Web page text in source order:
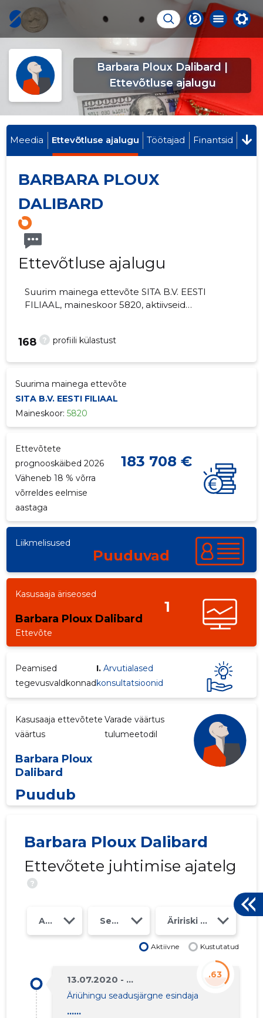
Barbara Ploux Dalibard |
Ettevõtluse ajalugu
Meedia Ettevõtluse ajalugu Töötajad Finantsid
BARBARA PLOUX
DALIBARD
Ettevõtluse ajalugu
Suurim mainega ettevõte SITA B.V. EESTI
FILIAAL, maineskoor 5820, aktiivseid
? profiili külastust
168
Suurima mainega ettevõte
SITA B.V. EESTI FILIAAL
Maineskoor:5820
Ettevõtete
prognooskäibed 2026
183 708 €
Väheneb 18 % võrra
võrreldes eelmise
aastaga
Liikmelisused
Puuduvad
Kasusaaja äriseosed
Barbara Ploux Dalibard
1
Ettevõte
Peamised
tegevusvaldkonnad
I. Arvutialased
konsultatsioonid
Kasusaaja ettevõtete
väärtus
Barbara Ploux
Dalibard
Varade väärtus
tulumeetodil
Puudub
Barbara Ploux Dalibard
Ettevõtete juhtimise ajatelg
?
Aasta Seosed Äririski klass
Aktiivne Kustutatud
13.07.2020 - ...
Äriühingu seadusjärgne esindaja
......
.63